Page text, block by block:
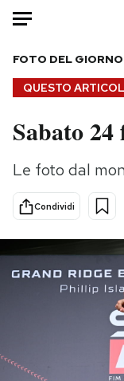
HOME
Italia
Politica
Tecnologia
Cultura
Economia
QUESTO
FOTO DEL GIORNO
Sabato
Le foto dal
Condividi